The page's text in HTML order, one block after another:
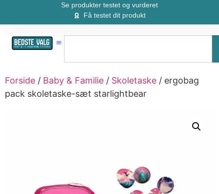
Se produkter testet og vurderet
Få testet dit produkt
Forside / Baby & Familie / Skoletaske / ergobag
pack skoletaske-sæt starlightbear